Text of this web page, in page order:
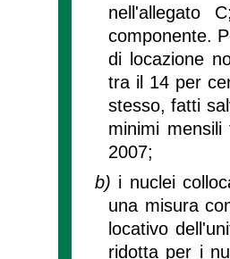
nell'allegato
componente.
di locazione
tra il 14 per
stesso, fatti
minimi
2007;
b) i nuclei
una misura
locativo
ridotta per i